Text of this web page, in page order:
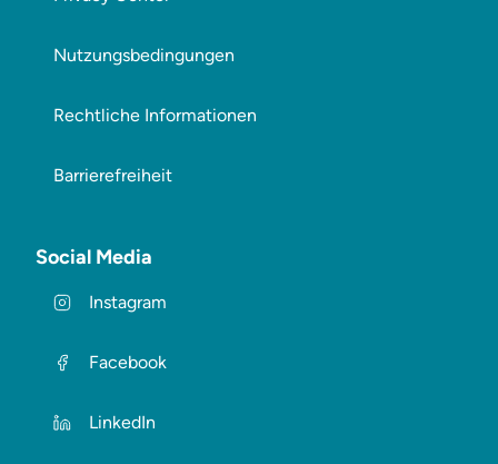
Nutzungsbedingungen
Rechtliche Informationen
Barrierefreiheit
Social Media
Instagram
Facebook
LinkedIn